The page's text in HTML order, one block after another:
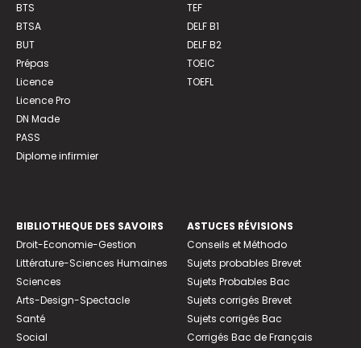
BTS
BTSA
BUT
Prépas
Licence
Licence Pro
DN Made
PASS
Diplome infirmier
TEF
DELF B1
DELF B2
TOEIC
TOEFL
BIBLIOTHEQUE DES SAVOIRS
Droit-Economie-Gestion
Littérature-Sciences Humaines
Sciences
Arts-Design-Spectacle
Santé
Social
ASTUCES RÉVISIONS
Conseils et Méthodo
Sujets probables Brevet
Sujets Probables Bac
Sujets corrigés Brevet
Sujets corrigés Bac
Corrigés Bac de Français